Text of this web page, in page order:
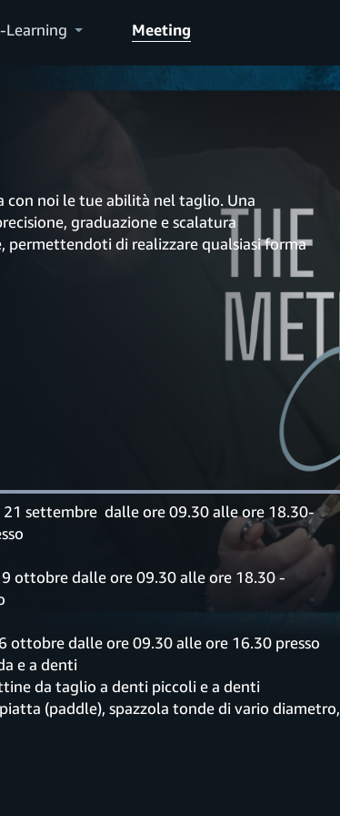
Learning Meeting
con noi le tue abilità nel taglio. Una
graduazione e scalatura
settembre dalle ore 09.30 alle ore 18.30-
ottobre dalle ore 09.30 alle ore 18.30 -
dalle ore 09.30 alle ore 16.30 presso
e a denti
da taglio a denti piccoli e a denti
(paddle), spazzola tonde di vario diametro,